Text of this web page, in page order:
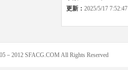
更新： 2025/5/17 7:52:47
2012 SFACG.COM All Rights Reserved